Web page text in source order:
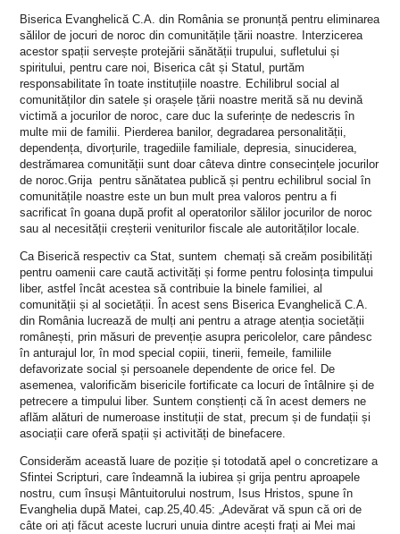
Biserica Evanghelică C.A. din România se pronunță pentru eliminarea
sălilor de jocuri de noroc din comunitățile țării noastre. Interzicerea
acestor spații servește protejării sănătății trupului, sufletului și
spiritului, pentru care noi, Biserica cât și Statul, purtăm
responsabilitate în toate instituțiile noastre. Echilibrul social al
comunităților din satele și orașele țării noastre merită să nu devină
victimă a jocurilor de noroc, care duc la suferințe de nedescris în
multe mii de familii. Pierderea banilor, degradarea personalității,
dependența, divorțurile, tragediile familiale, depresia, sinuciderea,
destrămarea comunității sunt doar câteva dintre consecințele jocurilor
de noroc.Grija pentru sănătatea publică și pentru echilibrul social în
comunitățile noastre este un bun mult prea valoros pentru a fi
sacrificat în goana după profit al operatorilor sălilor jocurilor de noroc
sau al necesității creșterii veniturilor fiscale ale autorităților locale.
Ca Biserică respectiv ca Stat, suntem chemați să creăm posibilități
pentru oamenii care caută activități și forme pentru folosința timpului
liber, astfel încât acestea să contribuie la binele familiei, al
comunității și al societății. În acest sens Biserica Evanghelică C.A.
din România lucrează de mulți ani pentru a atrage atenția societății
românești, prin măsuri de prevenție asupra pericolelor, care pândesc
în anturajul lor, în mod special copiii, tinerii, femeile, familiile
defavorizate social și persoanele dependente de orice fel. De
asemenea, valorificăm bisericile fortificate ca locuri de întâlnire și de
petrecere a timpului liber. Suntem conștienți că în acest demers ne
aflăm alături de numeroase instituții de stat, precum și de fundații și
asociații care oferă spații și activități de binefacere.
Considerăm această luare de poziție și totodată apel o concretizare a
Sfintei Scripturi, care îndeamnă la iubirea și grija pentru aproapele
nostru, cum însuși Mântuitorului nostrum, Isus Hristos, spune în
Evanghelia după Matei, cap.25,40.45: „Adevărat vă spun că ori de
câte ori ați făcut aceste lucruri unuia dintre acești frați ai Mei mai